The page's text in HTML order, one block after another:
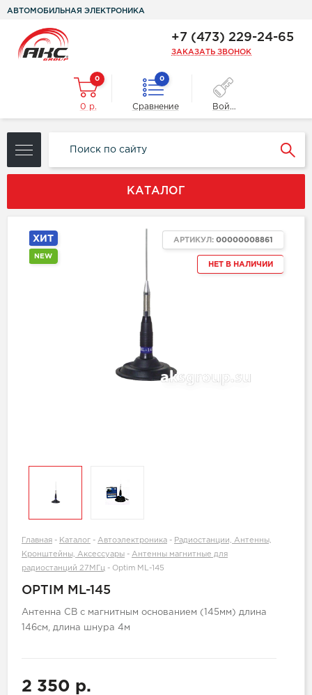
АВТОМОБИЛЬНАЯ ЭЛЕКТРОНИКА
+7 (473) 229-24-65
ЗАКАЗАТЬ ЗВОНОК
0
0 р.
0
Сравнение Войти
КАТАЛОГ
ХИТ
NEW
НЕТ В НАЛИЧИИ
АРТИКУЛ: 00000008861
Главная - Каталог - Автоэлектроника - Радиостанции, Антенны,
Кронштейны, Аксессуары - Антенны магнитные для
радиостанций 27МГц - Optim ML-145
OPTIM ML-145
Антенна СВ с магнитным основанием (145мм) длина
146см, длина шнура 4м
2 350 р.